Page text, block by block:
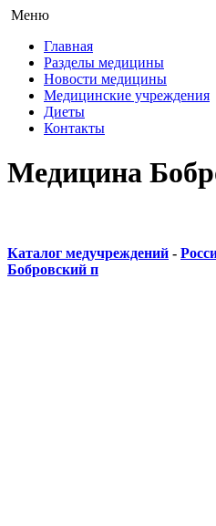
Меню
Главная
Разделы медицины
Новости медицины
Медицинские учреждения
Диеты
Контакты
Медицина
Каталог медучреждений -
Бобровский п